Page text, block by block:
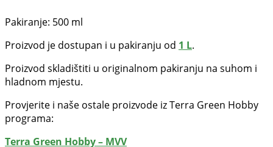
Pakiranje: 500 ml
Proizvod je dostupan i u pakiranju od 1 L.
Proizvod skladištiti u originalnom pakiranju na suhom i
hladnom mjestu.
Provjerite i naše ostale proizvode iz Terra Green Hobby
programa:
Terra Green Hobby – MVV